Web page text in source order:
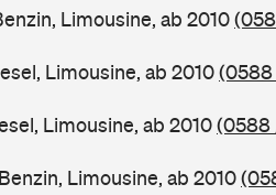
Limousine, ab 2010
Limousine, ab 2010(0588
Limousine, ab 2010(0588
Limousine, ab 2010